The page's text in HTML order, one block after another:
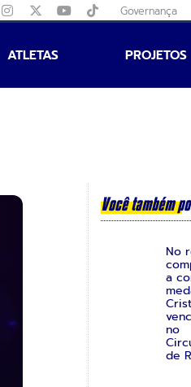
Governança
ATLETAS PROJETOS
Você também
No
a
no
de